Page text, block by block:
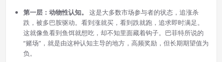
第一层：动物性认知。
这是大多数市场参与者的状态，追涨杀
跌，被多巴胺驱动。看到涨就买，看到跌就跑，追求即时满足。
这就像鱼看到鱼饵就想吃，却不知里面藏着钩子。巴菲特所说的
“赌场”，就是由这种认知主导的地方，高频奖励，但长期期望值为
负。